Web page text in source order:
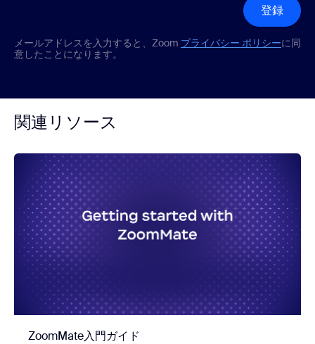
登録
メールアドレスを入力すると、Zoom プライバシー ポリシーに同
意したことになります。
関連リソース
ZoomMate入門ガイド